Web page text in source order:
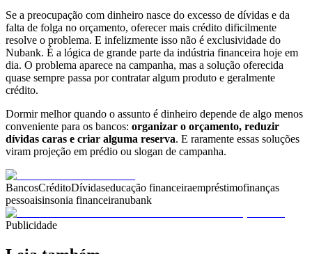
Se a preocupação com dinheiro nasce do excesso de dívidas e da
falta de folga no orçamento, oferecer mais crédito dificilmente
resolve o problema. E infelizmente isso não é exclusividade do
Nubank. É a lógica de grande parte da indústria financeira hoje em
dia. O problema aparece na campanha, mas a solução oferecida
quase sempre passa por contratar algum produto e geralmente
crédito.
Dormir melhor quando o assunto é dinheiro depende de algo menos
conveniente para os bancos: organizar o orçamento, reduzir
dívidas caras e criar alguma reserva. E raramente essas soluções
viram projeção em prédio ou slogan de campanha.
BancosCréditoDívidaseducação financeiraempréstimofinanças
pessoaisinsonia financeiranubank
Publicidade